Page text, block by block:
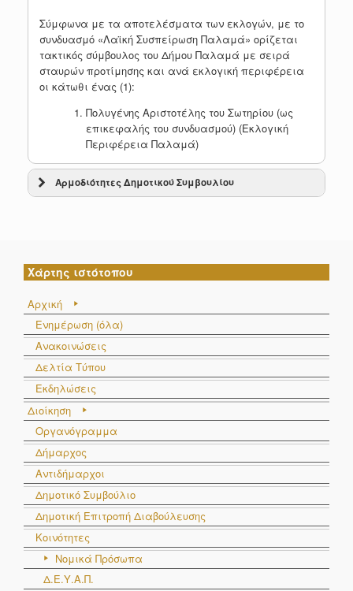
Σύμφωνα με τα αποτελέσματα των εκλογών, με το
συνδυασμό «Λαϊκή Συσπείρωση Παλαμά» ορίζεται
τακτικός σύμβουλος του Δήμου Παλαμά με σειρά
σταυρών προτίμησης και ανά εκλογική περιφέρεια
οι κάτωθι ένας (1):
Πολυγένης Αριστοτέλης του Σωτηρίου (ως
επικεφαλής του συνδυασμού) (Εκλογική
Περιφέρεια Παλαμά)
Αρμοδιότητες Δημοτικού Συμβουλίου
Χάρτης ιστότοπου
Αρχική
Ενημέρωση (όλα)
Ανακοινώσεις
Δελτία Τύπου
Εκδηλώσεις
Διοίκηση
Οργανόγραμμα
Δήμαρχος
Αντιδήμαρχοι
Δημοτικό Συμβούλιο
Δημοτική Επιτροπή Διαβούλευσης
Κοινότητες
Νομικά Πρόσωπα
Δ.Ε.Υ.Α.Π.